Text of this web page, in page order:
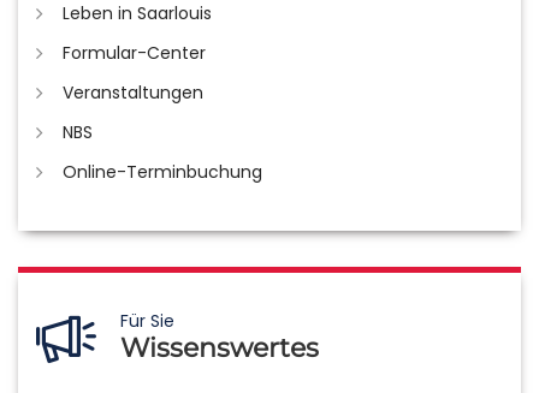
Leben in Saarlouis
Formular-Center
Veranstaltungen
NBS
Online-Terminbuchung
Für Sie
Wissenswertes